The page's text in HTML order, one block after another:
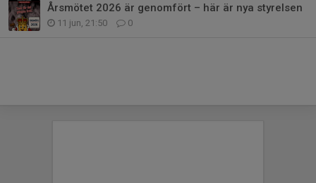
Årsmötet 2026 är genomfört – här är nya styrelsen
11 jun, 21:50 0